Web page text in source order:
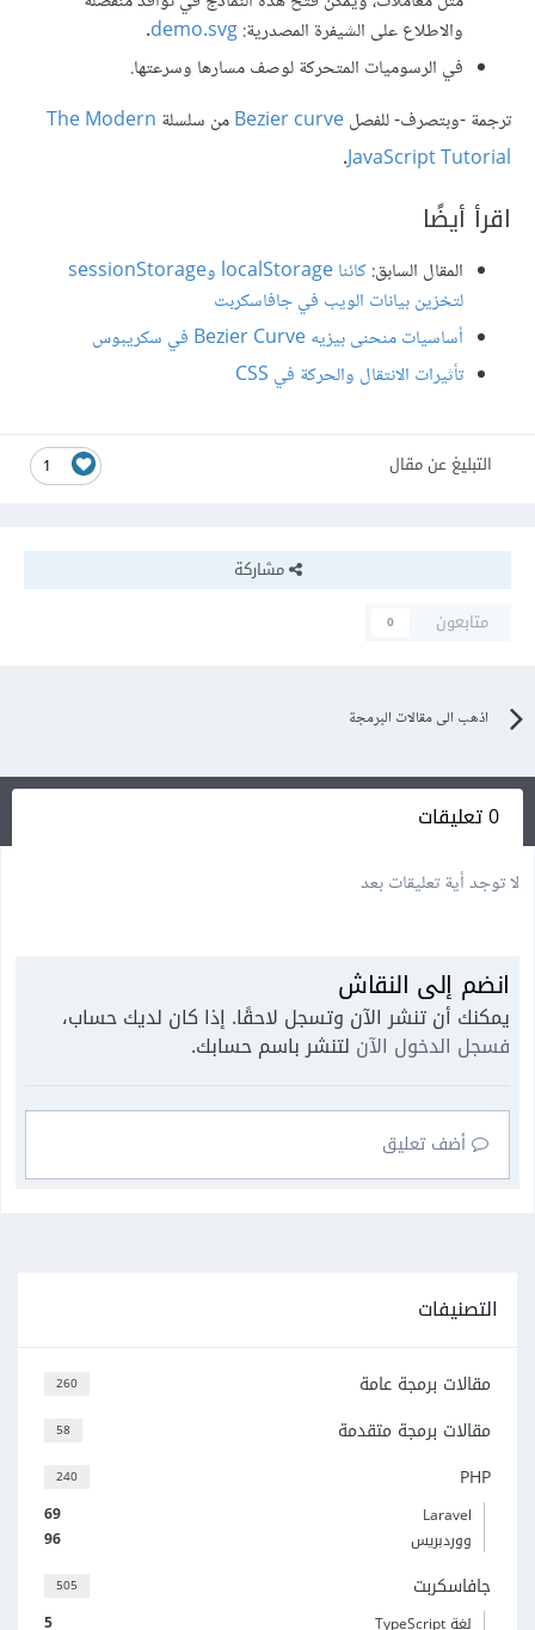
والاطلاع على الشيفرة المصدرية:demo.svg
.
في الرسوميات المتحركة لوصف مسارها وسرعتها.
ترجمة -وبتصرف- للفصلBezier curveمن سلسلة The Modern
JavaScript Tutorial
.
اقرأ أيضًا
المقال السابق:
كائنا localStorage وsessionStorage
لتخزين بيانات الويب في جافاسكربت
أساسيات منحنى بيزيه Bezier Curve في سكريبوس
تأثيرات الانتقال والحركة في CSS
1 التبليغ عن مقال
مشاركة
متابعون
0
اذهب الى مقالات البرمجة
0 تعليقات
لا توجد أية تعليقات بعد
انضم إلى النقاش
يمكنك أن تنشر الآن وتسجل لاحقًا. إذا كان لديك حساب،
فسجل الدخول الآن لتنشر باسم حسابك.
أضف تعليق
التصنيفات
260 مقالات برمجة عامة
58 مقالات برمجة متقدمة
240 PHP
69
Laravel
96
ووردبريس
505 جافاسكربت
5 لغة TypeScript